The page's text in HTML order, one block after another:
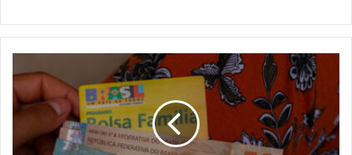
QUANDO
o
Bolsa
será